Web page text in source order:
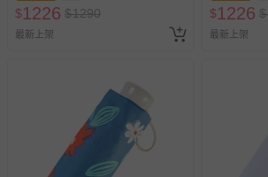
$1226 $1290
最新上架
$1226 $
最新上架